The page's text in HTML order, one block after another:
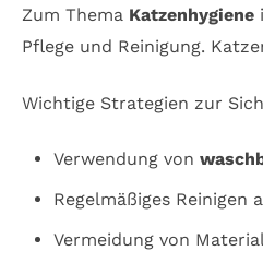
Zum Thema Katzenhygiene
Pflege und Reinigung.
Wichtige Strategien zur
Verwendung von
Regelmäßiges Reinigen
Vermeidung von